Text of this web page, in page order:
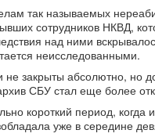
так называемых
сотрудников НКВД,
над ними
неисследованными.
закрыты абсолютно, но
СБУ стал еще более
короткий период,
уже в середине